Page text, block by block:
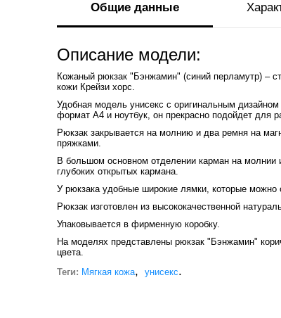
Общие данные
Описание модели:
Кожаный рюкзак "Бэнжамин" (синий перламутр) –
кожи Крейзи хорс.
Удобная модель унисекс с оригинальным
формат А4 и ноутбук, он прекрасно подойдет для
Рюкзак закрывается на молнию и два ремня на
пряжками.
В большом основном отделении карман на молнии
глубоких открытых кармана.
У рюкзака удобные широкие лямки, которые можно
Рюкзак изготовлен из высококачественной
Упаковывается в фирменную коробку.
На моделях представлены рюкзак "Бэнжамин"
цвета.
Теги: Мягкая кожа, унисекс.